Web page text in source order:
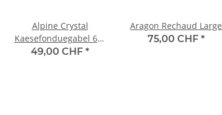
Alpine Crystal
Kaesefonduegabel 6er
Set
49,00 CHF *
Aragon Rechaud Large
75,00 CHF *